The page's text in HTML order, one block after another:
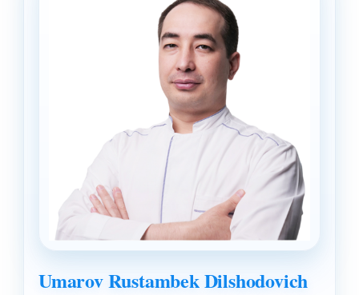
Umarov Rustambek Dilshodovich